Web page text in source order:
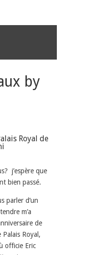
by
Royal de
j’espère que
bien passé.
parler d’un
m’a
de
Royal,
officie Eric